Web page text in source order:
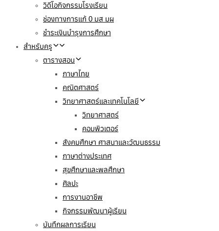
วิดีโอกิจกรรมโรงเรียน
ช่องทางการแก้ 0 มส มผ
ชำระเงินบำรุงการศึกษา
สำหรับครู
ตารางสอน
ภาษาไทย
คณิตศาสตร์
วิทยาศาสตร์และเทคโนโลยี
วิทยาศาสตร์
คอมพิวเตอร์
สังคมศึกษา ศาสนาและวัฒนธรรม
ภาษาต่างประเทศ
สุขศึกษาและพลศึกษา
ศิลปะ
การงานอาชีพ
กิจกรรมพัฒนาผู้เรียน
บันทึกผลการเรียน